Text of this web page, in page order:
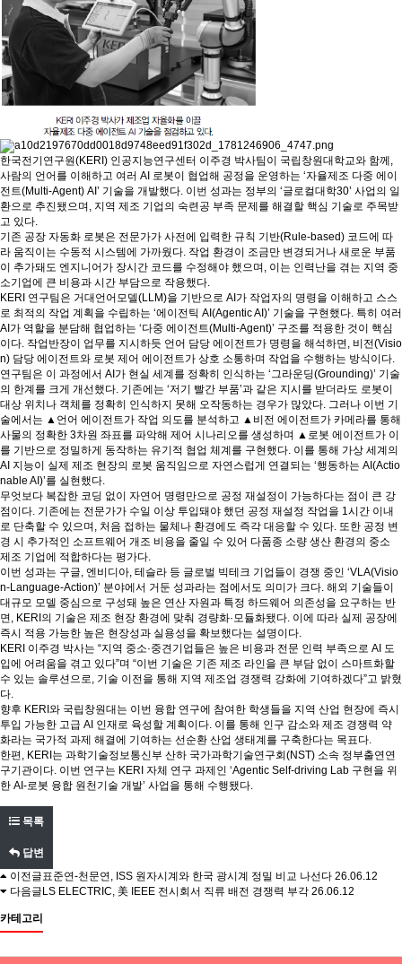
한국전기연구원(KERI) 인공지능연구센터 이주경 박사팀이 국립창원대학교와 함께,
사람의 언어를 이해하고 여러 AI 로봇이 협업해 공정을 운영하는 ‘자율제조 다중 에이
전트(Multi-Agent) AI’ 기술을 개발했다. 이번 성과는 정부의 ‘글로컬대학30’ 사업의 일
환으로 추진됐으며, 지역 제조 기업의 숙련공 부족 문제를 해결할 핵심 기술로 주목받
고 있다.
기존 공장 자동화 로봇은 전문가가 사전에 입력한 규칙 기반(Rule-based) 코드에 따
라 움직이는 수동적 시스템에 가까웠다. 작업 환경이 조금만 변경되거나 새로운 부품
이 추가돼도 엔지니어가 장시간 코드를 수정해야 했으며, 이는 인력난을 겪는 지역 중
소기업에 큰 비용과 시간 부담으로 작용했다.
KERI 연구팀은 거대언어모델(LLM)을 기반으로 AI가 작업자의 명령을 이해하고 스스
로 최적의 작업 계획을 수립하는 ‘에이전틱 AI(Agentic AI)’ 기술을 구현했다. 특히 여러
AI가 역할을 분담해 협업하는 ‘다중 에이전트(Multi-Agent)’ 구조를 적용한 것이 핵심
이다. 작업반장이 업무를 지시하듯 언어 담당 에이전트가 명령을 해석하면, 비전(Visio
n) 담당 에이전트와 로봇 제어 에이전트가 상호 소통하며 작업을 수행하는 방식이다.
연구팀은 이 과정에서 AI가 현실 세계를 정확히 인식하는 ‘그라운딩(Grounding)’ 기술
의 한계를 크게 개선했다. 기존에는 ‘저기 빨간 부품’과 같은 지시를 받더라도 로봇이
대상 위치나 객체를 정확히 인식하지 못해 오작동하는 경우가 많았다. 그러나 이번 기
술에서는 ▲언어 에이전트가 작업 의도를 분석하고 ▲비전 에이전트가 카메라를 통해
사물의 정확한 3차원 좌표를 파악해 제어 시나리오를 생성하며 ▲로봇 에이전트가 이
를 기반으로 정밀하게 동작하는 유기적 협업 체계를 구현했다. 이를 통해 가상 세계의
AI 지능이 실제 제조 현장의 로봇 움직임으로 자연스럽게 연결되는 ‘행동하는 AI(Actio
nable AI)’를 실현했다.
무엇보다 복잡한 코딩 없이 자연어 명령만으로 공정 재설정이 가능하다는 점이 큰 강
점이다. 기존에는 전문가가 수일 이상 투입돼야 했던 공정 재설정 작업을 1시간 이내
로 단축할 수 있으며, 처음 접하는 물체나 환경에도 즉각 대응할 수 있다. 또한 공정 변
경 시 추가적인 소프트웨어 개조 비용을 줄일 수 있어 다품종 소량 생산 환경의 중소
제조 기업에 적합하다는 평가다.
이번 성과는 구글, 엔비디아, 테슬라 등 글로벌 빅테크 기업들이 경쟁 중인 ‘VLA(Visio
n-Language-Action)’ 분야에서 거둔 성과라는 점에서도 의미가 크다. 해외 기술들이
대규모 모델 중심으로 구성돼 높은 연산 자원과 특정 하드웨어 의존성을 요구하는 반
면, KERI의 기술은 제조 현장 환경에 맞춰 경량화·모듈화됐다. 이에 따라 실제 공장에
즉시 적용 가능한 높은 현장성과 실용성을 확보했다는 설명이다.
KERI 이주경 박사는 “지역 중소·중견기업들은 높은 비용과 전문 인력 부족으로 AI 도
입에 어려움을 겪고 있다”며 “이번 기술은 기존 제조 라인을 큰 부담 없이 스마트화할
수 있는 솔루션으로, 기술 이전을 통해 지역 제조업 경쟁력 강화에 기여하겠다”고 밝혔
다.
향후 KERI와 국립창원대는 이번 융합 연구에 참여한 학생들을 지역 산업 현장에 즉시
투입 가능한 고급 AI 인재로 육성할 계획이다. 이를 통해 인구 감소와 제조 경쟁력 약
화라는 국가적 과제 해결에 기여하는 선순환 산업 생태계를 구축한다는 목표다.
한편, KERI는 과학기술정보통신부 산하 국가과학기술연구회(NST) 소속 정부출연연
구기관이다. 이번 연구는 KERI 자체 연구 과제인 ‘Agentic Self-driving Lab 구현을 위
한 AI-로봇 융합 원천기술 개발’ 사업을 통해 수행됐다.
목록
답변
이전글표준연-천문연, ISS 원자시계와 한국 광시계 정밀 비교 나선다 26.06.12
다음글LS ELECTRIC, 美 IEEE 전시회서 직류 배전 경쟁력 부각 26.06.12
카테고리